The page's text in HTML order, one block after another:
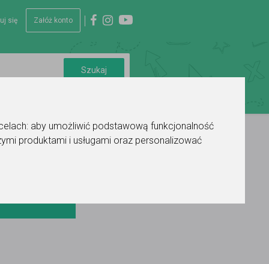
aby umożliwić podstawową funkcjonalność
produktami i usługami oraz personalizować
się Załóż konto